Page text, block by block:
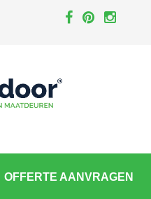
OFFERTE AANVRAGEN